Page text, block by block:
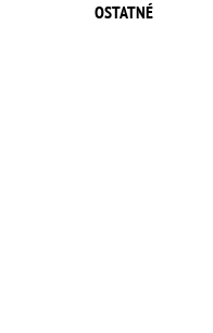
OSTATNÉ